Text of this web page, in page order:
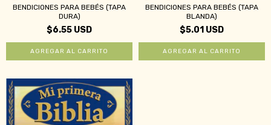
BENDICIONES PARA BEBÉS (TAPA
DURA)
$6.55 USD
BENDICIONES PARA BEBÉS (TAPA
BLANDA)
$5.01 USD